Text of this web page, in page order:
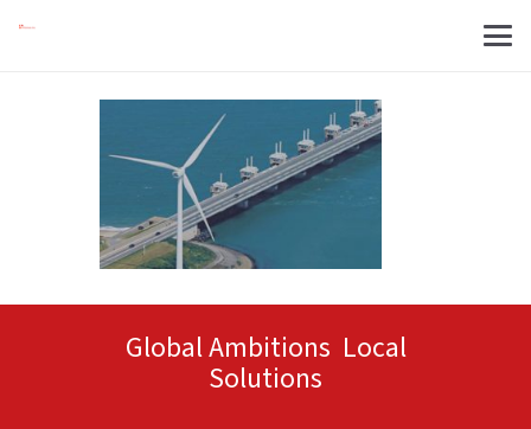
Global Ambitions Local
Solutions